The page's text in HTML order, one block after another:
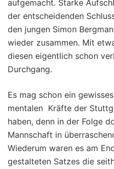
aufgemacht. Starke
der entscheidenden
den jungen Simon
wieder zusammen. Mit
diesen eigentlich schon
Durchgang.
Es mag schon ein
mentalen Kräfte der
haben, denn in der Folge
Mannschaft in
Wiederum waren es am
gestalteten Satzes die